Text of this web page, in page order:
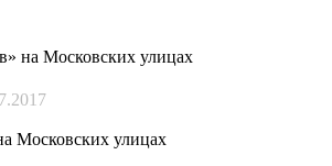
на Московских улицах